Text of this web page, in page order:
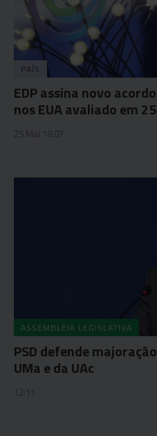
PAÍS
EDP assina novo
nos EUA avaliado em
25 Mai 18:07
ASSEMBLEIA LEGISLATIVA
PSD defende
UMa e da UAc
12:11